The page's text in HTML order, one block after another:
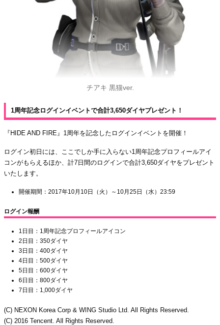
チアキ 黒猫ver.
1周年記念ログインイベントで合計3,650ダイヤプレゼント！
『HIDE AND FIRE』1周年を記念したログインイベントを開催！
ログイン初日には、ここでしか手に入らない1周年記念プロフィールアイ
コンがもらえるほか、計7日間のログインで合計3,650ダイヤをプレゼント
いたします。
開催期間：2017年10月10日（火）～10月25日（水）23:59
ログイン報酬
1日目：1周年記念プロフィールアイコン
2日目：350ダイヤ
3日目：400ダイヤ
4日目：500ダイヤ
5日目：600ダイヤ
6日目：800ダイヤ
7日目：1,000ダイヤ
(C) NEXON Korea Corp & WING Studio Ltd. All Rights Reserved.
(C) 2016 Tencent. All Rights Reserved.